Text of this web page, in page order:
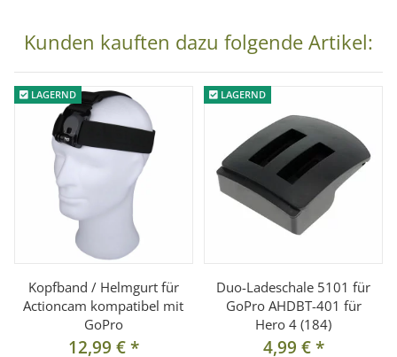
Typ: Brustgurt „Light“
Gewicht: ca. 150 g
Maße Halteplatte: ca. 10 × 8 × 1 cm
Verstellung: stufenlos
Material: Kunststoff / Nylon
Kompatibilität: Actioncams mit GoPro-Anschluss
1x Brustgurt „Light“
Kunden kauften dazu folgende Artikel:
LAGERND
Kopfband / Helmgurt für
Actioncam kompatibel mit
GoPro
12,99 €*
LAGERND
Duo-Ladeschale 5101 für
GoPro AHDBT-401 für
Hero 4 (184)
4,99 €*